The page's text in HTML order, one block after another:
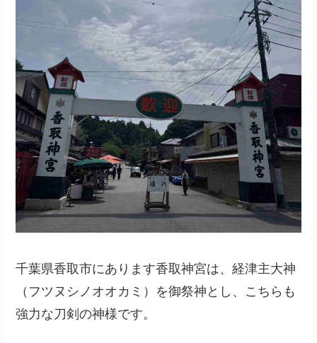
千葉県香取市にあります香取神宮は、経津主大神
（フツヌシノオオカミ）を御祭神とし、こちらも
強力な刀剣の神様です。